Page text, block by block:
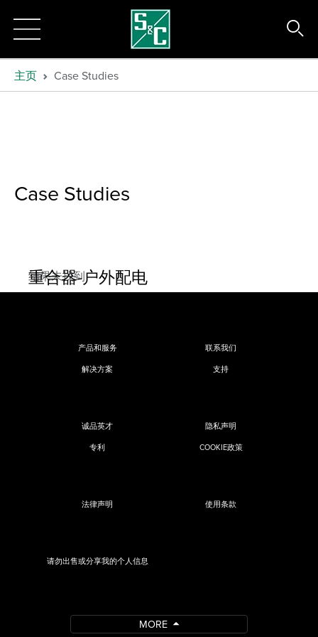
主页 Case Studies
Case Studies
重合器-户外配电
结果未找到
产品和服务
解决方案
联系我们
支持
诚品英才
专利
隐私声明
COOKIE政策
法律声明 使用条款
请勿出售或分享我的个人信息
MORE